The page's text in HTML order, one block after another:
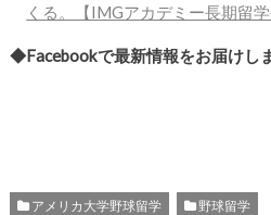
くる。【IMGアカデミー長期留
◆Facebookで最新情報をお届けし
アメリカ大学野球留学 野球留学